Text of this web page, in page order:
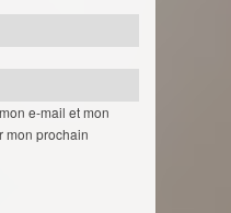
e-mail et mon
mon prochain